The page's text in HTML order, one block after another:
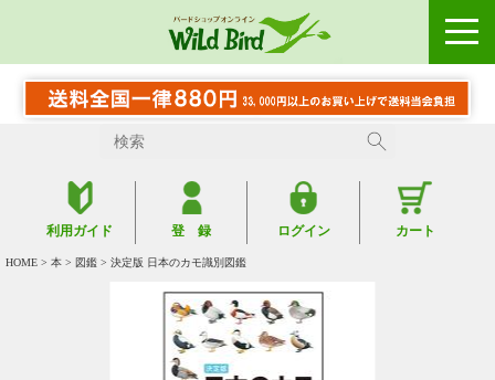
利用ガイド 登 録 ログイン カート
HOME > 本 > 図鑑 > 決定版 日本のカモ識別図鑑